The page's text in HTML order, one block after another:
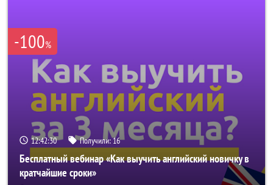
-100%
12:42:28 Получили:16
Бесплатный вебинар «Как выучить английский новичку в
кратчайшие сроки»